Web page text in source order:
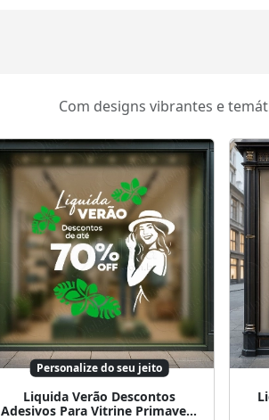
Com designs vibrantes e
Personalize do seu jeito
Liquida Verão Descontos
Adesivos Para Vitrine Primavera